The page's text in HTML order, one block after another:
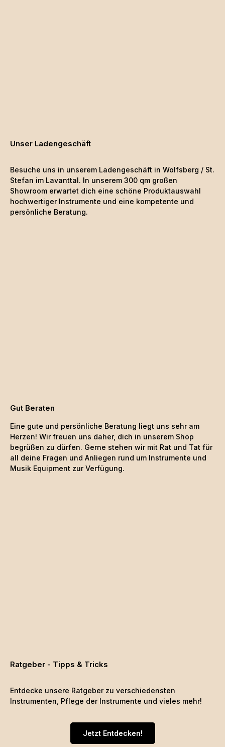
Unser Ladengeschäft
Besuche uns in unserem Ladengeschäft in Wolfsberg / St.
Stefan im Lavanttal. In unserem 300 qm großen
Showroom erwartet dich eine schöne Produktauswahl
hochwertiger Instrumente und eine kompetente und
persönliche Beratung.
Gut Beraten
Eine gute und persönliche Beratung liegt uns sehr am
Herzen! Wir freuen uns daher, dich in unserem Shop
begrüßen zu dürfen. Gerne stehen wir mit Rat und Tat für
all deine Fragen und Anliegen rund um Instrumente und
Musik Equipment zur Verfügung.
Ratgeber - Tipps & Tricks
Entdecke unsere Ratgeber zu verschiedensten
Instrumenten, Pflege der Instrumente und vieles mehr!
Jetzt Entdecken!